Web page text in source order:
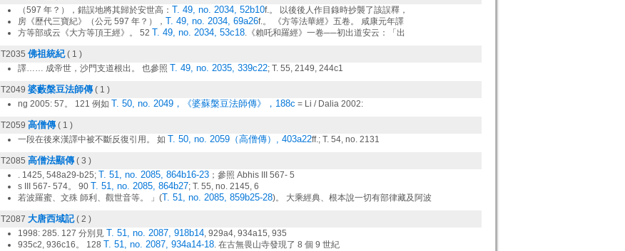
（597 年？），錯誤地將其歸於安世高： T. 49, no. 2034, 52b10f.。 以後後人作目錄時抄襲了該誤釋，
房《歷代三寶紀》（公元 597 年？）， T. 49, no. 2034, 69a26f.。 《方等法華經》五卷。 咸康元年譯
方等部或云《大方等頂王經》。 52 T. 49, no. 2034, 53c18.《賴吒和羅經》一卷──初出道安云：「出
T2035 佛祖統紀( 1 )
譯…… 成帝世，沙門支道根出。 也參照 T. 49, no. 2035, 339c22; T. 55, 2149, 244c1
T2049 婆藪槃豆法師傳( 1 )
ng 2005: 57。 121 例如 T. 50, no. 2049，《婆蘇槃豆法師傳》，188c = Li / Dalia 2002:
T2059 高僧傳( 1 )
一段在後來漢譯中被不斷反復引用。 如 T. 50, no. 2059（高僧傳）, 403a22ff.; T. 54, no. 2131
T2085 高僧法顯傳( 3 )
. 1425, 548a29-b25; T. 51, no. 2085, 864b16-23；參照 Abhis III 567- 5
s III 567- 574。 90 T. 51, no. 2085, 864b27; T. 55, no. 2145, 6
若波羅蜜、文殊 師利、觀世音等。 」(T. 51, no. 2085, 859b25-28)。 大乘經典、根本說一切有部律藏及阿波
T2087 大唐西域記( 2 )
1998: 285. 127 分別見 T. 51, no. 2087, 918b14, 929a4, 934a15, 935
935c2, 936c16。 128 T. 51, no. 2087, 934a14-18. 在古無畏山寺發現了 8 個 9 世紀